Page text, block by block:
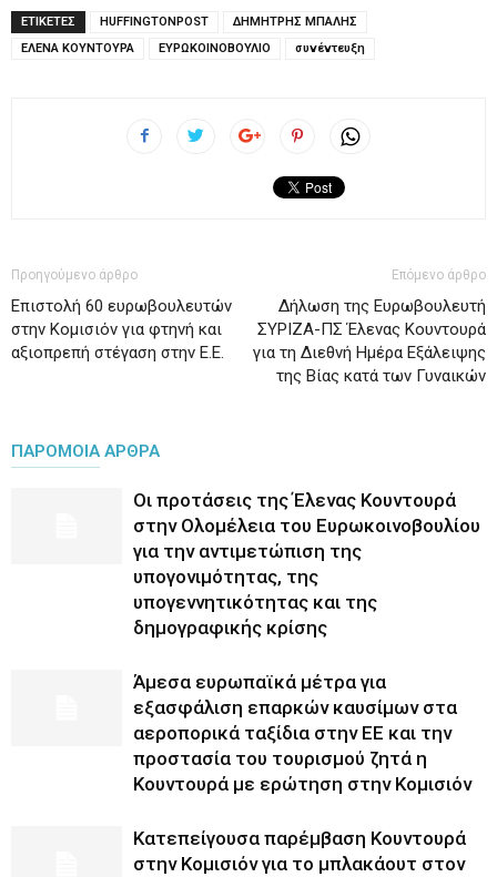
ΕΤΙΚΕΤΕΣ HUFFINGTONPOST
ΔΗΜΗΤΡΗΣ ΜΠΑΛΗΣ
ΕΛΕΝΑ ΚΟΥΝΤΟΥΡΑ
ΕΥΡΩΚΟΙΝΟΒΟΥΛΙΟ συνέντευξη
Προηγούμενο άρθρο
Επιστολή 60 ευρωβουλευτών
στην Κομισιόν για φτηνή και
αξιοπρεπή στέγαση στην Ε.Ε.
Επόμενο άρθρο
Δήλωση της Ευρωβουλευτή
ΣΥΡΙΖΑ-ΠΣ Έλενας Κουντουρά
για τη Διεθνή Ημέρα Εξάλειψης
της Βίας κατά των Γυναικών
ΠΑΡΟΜΟΙΑ ΑΡΘΡΑ
Οι προτάσεις της Έλενας Κουντουρά
στην Ολομέλεια του Ευρωκοινοβουλίου
για την αντιμετώπιση της
υπογονιμότητας, της
υπογεννητικότητας και της
δημογραφικής κρίσης
Άμεσα ευρωπαϊκά μέτρα για
εξασφάλιση επαρκών καυσίμων στα
αεροπορικά ταξίδια στην ΕΕ και την
προστασία του τουρισμού ζητά η
Κουντουρά με ερώτηση στην Κομισιόν
Κατεπείγουσα παρέμβαση Κουντουρά
στην Κομισιόν για το μπλακάουτ στον